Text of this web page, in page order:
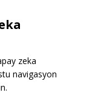
zeka
navigasyon